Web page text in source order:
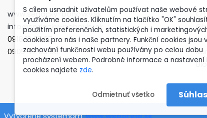
S cílem usnadnit uživatelům používat naše webové
využíváme cookies. Kliknutím na tlačítko "OK"
použitím preferenčních, statistických i
cookies pro nás i naše partnery. Funkční cookies jsou
zachování funkčnosti webu používány po celou dobu
procházení webem. Podrobné informace a nastavení
cookies najdete zde.
Odmietnuť všetko
www.sedacky-pohovky.sk
info@sedacky-pohovky.sk
0918 18 65 27
0905 47 69 96
O
Vytvorené systémomwww.webareal.sk